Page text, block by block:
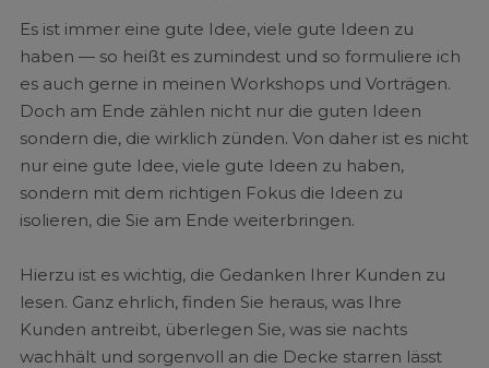
Es ist immer eine gute Idee, viele gute Ideen zu
haben — so heißt es zumindest und so formuliere ich
es auch gerne in meinen Workshops und Vorträgen.
Doch am Ende zählen nicht nur die guten Ideen
sondern die, die wirklich zünden. Von daher ist es nicht
nur eine gute Idee, viele gute Ideen zu haben,
sondern mit dem richtigen Fokus die Ideen zu
isolieren, die Sie am Ende weiterbringen.
Hierzu ist es wichtig, die Gedanken Ihrer Kunden zu
lesen. Ganz ehrlich, finden Sie heraus, was Ihre
Kunden antreibt, überlegen Sie, was sie nachts
wachhält und sorgenvoll an die Decke starren lässt